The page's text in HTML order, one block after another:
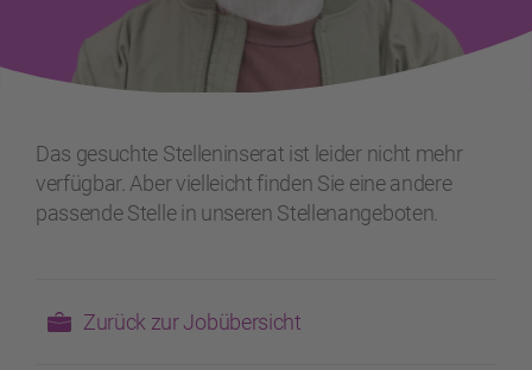
Das gesuchte Stelleninserat ist leider nicht mehr
verfügbar. Aber vielleicht finden Sie eine andere
passende Stelle in unseren Stellenangeboten.
Zurück zur Jobübersicht